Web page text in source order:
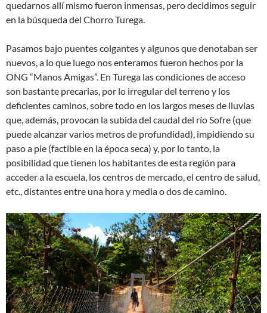
quedarnos allí mismo fueron inmensas, pero decidimos seguir
en la búsqueda del Chorro Turega.
Pasamos bajo puentes colgantes y algunos que denotaban ser
nuevos, a lo que luego nos enteramos fueron hechos por la
ONG “Manos Amigas”. En Turega las condiciones de acceso
son bastante precarias, por lo irregular del terreno y los
deficientes caminos, sobre todo en los largos meses de lluvias
que, además, provocan la subida del caudal del río Sofre (que
puede alcanzar varios metros de profundidad), impidiendo su
paso a pie (factible en la época seca) y, por lo tanto, la
posibilidad que tienen los habitantes de esta región para
acceder a la escuela, los centros de mercado, el centro de salud,
etc., distantes entre una hora y media o dos de camino.